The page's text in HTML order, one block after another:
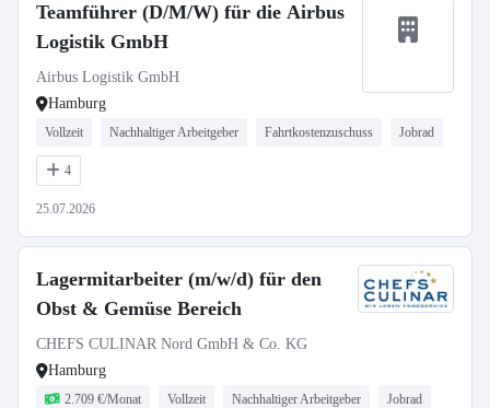
Teamführer (D/M/W) für die Airbus
Logistik GmbH
Airbus Logistik GmbH
Hamburg
Vollzeit Nachhaltiger Arbeitgeber Fahrtkostenzuschuss Jobrad
4
25.07.2026
Lagermitarbeiter (m/w/d) für den
Obst & Gemüse Bereich
CHEFS CULINAR Nord GmbH & Co. KG
Hamburg
2.709 €/Monat Vollzeit Nachhaltiger Arbeitgeber Jobrad